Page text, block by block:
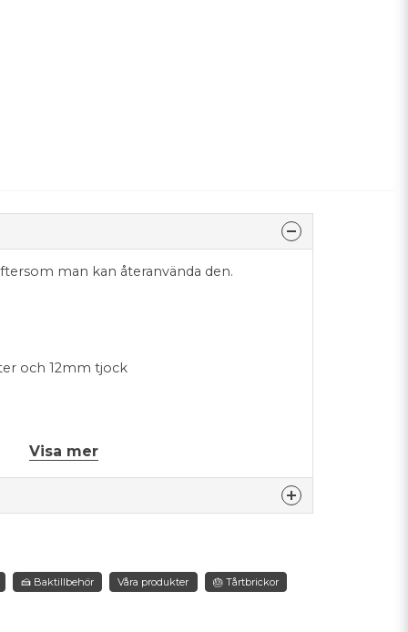
man kan återanvända den.
och 12mm tjock
Visa mer
produkten...
🍰 Baktillbehör Våra produkter 🎂 Tårtbrickor